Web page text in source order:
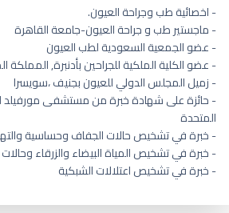
- اخصائية طب وجراحة العيون.
- ماجستير طب و جراحة العيون-جامعة القاهرة
- عضو الجمعية السعودية لطب العيون
- عضو الكلية الملكية للجراحين بأدنبرة, المملكة
- زميل المجلس الدولي للعيون بجنيف ،سويسرا
- حائزة على شهادة خبرة من مستشفى مورفيلد
المتحدة
- خبرة في تشخيص حالات الجفاف وحساسية
- خبرة في تشخيص المياة البيضاء والزرقاء
- خبرة في تشخيص اعتلالات الشبكية
اسباب جفاف العين وعلاجه